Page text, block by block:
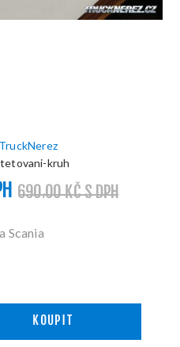
TruckNerez
kruh
690,00 KČ S DPH
Scania
KOUPIT